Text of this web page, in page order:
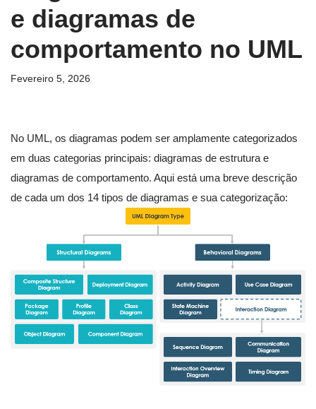
e diagramas de
comportamento no UML
Fevereiro 5, 2026
No UML, os diagramas podem ser amplamente categorizados
em duas categorias principais: diagramas de estrutura e
diagramas de comportamento. Aqui está uma breve descrição
de cada um dos 14 tipos de diagramas e sua categorização: